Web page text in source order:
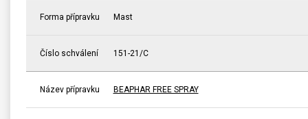
Forma přípravku Mast
Číslo schválení 151-21/C
Název přípravku BEAPHAR FREE SPRAY